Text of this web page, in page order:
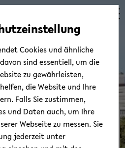
Automatische
vermeiden
skip
main
skip
main
skip
footer
Universitäts­gesellschaft
Bielefeld e.V. (UGBi)
Cookies und ähnliche
sind essentiell, um die
zu gewährleisten,
die Website und Ihre
Falls Sie zustimmen,
und Daten auch, um Ihre
Webseite zu messen. Sie
jederzeit unter